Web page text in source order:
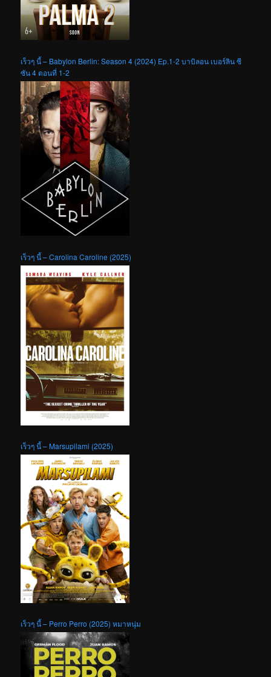
เร็วๆ นี้ – Babylon Berlin: Season 4 (2024) Ep.1-2 บาบิลอน เบอร์ลิน ซี
ซัน 4 ตอนที่ 1-2
เร็วๆ นี้ – Carolina Caroline (2025)
เร็วๆ นี้ – Marsupilami (2025)
เร็วๆ นี้ – Perro Perro (2025) หมาหนุ่ม